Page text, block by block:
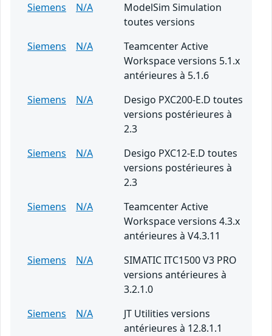
Siemens
N/A
ModelSim Simulation
toutes versions
Siemens
N/A
Teamcenter Active
Workspace versions 5.1.x
antérieures à 5.1.6
Siemens
N/A
Desigo PXC200-E.D toutes
versions postérieures à
2.3
Siemens
N/A
Desigo PXC12-E.D toutes
versions postérieures à
2.3
Siemens
N/A
Teamcenter Active
Workspace versions 4.3.x
antérieures à V4.3.11
Siemens
N/A
SIMATIC ITC1500 V3 PRO
versions antérieures à
3.2.1.0
Siemens
N/A
JT Utilities versions
antérieures à 12.8.1.1